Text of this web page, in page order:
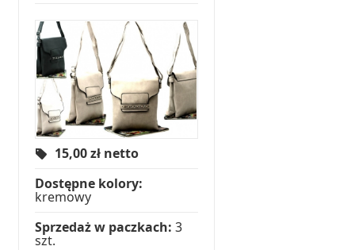
15,00zł netto
Dostępne kolory:
kremowy
Sprzedaż w paczkach:3
szt.